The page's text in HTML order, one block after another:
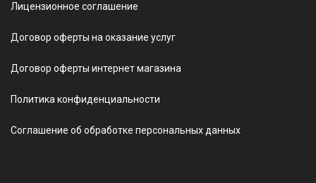
Лицензионное соглашение
Договор оферты на оказание услуг
Договор оферты интернет магазина
Политика конфиденциальности
Соглашение об обработке персональных данных